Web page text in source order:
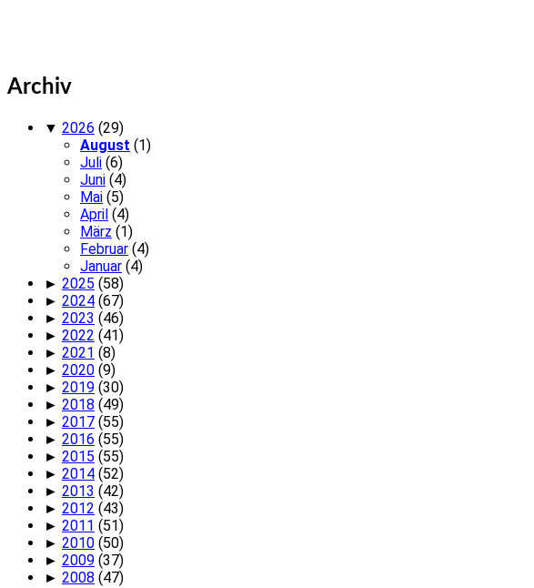
Archiv
▼ 2026 (29)
August (1)
Juli (6)
Juni (4)
Mai (5)
April (4)
März (1)
Februar (4)
Januar (4)
► 2025 (58)
► 2024 (67)
► 2023 (46)
► 2022 (41)
► 2021 (8)
► 2020 (9)
► 2019 (30)
► 2018 (49)
► 2017 (55)
► 2016 (55)
► 2015 (55)
► 2014 (52)
► 2013 (42)
► 2012 (43)
► 2011 (51)
► 2010 (50)
► 2009 (37)
► 2008 (47)